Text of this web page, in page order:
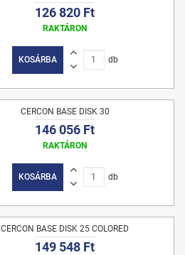
126 820 Ft
RAKTÁRON
KOSÁRBA db
CERCON BASE DISK 30
146 056 Ft
RAKTÁRON
KOSÁRBA db
CERCON BASE DISK 25 COLORED
149 548 Ft